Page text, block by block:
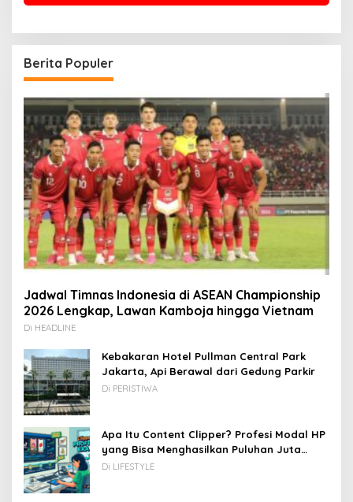
Berita Populer
Jadwal Timnas Indonesia di ASEAN Championship
2026 Lengkap, Lawan Kamboja hingga Vietnam
Di HEADLINE
Kebakaran Hotel Pullman Central Park
Jakarta, Api Berawal dari Gedung Parkir
Di PERISTIWA
Apa Itu Content Clipper? Profesi Modal HP
yang Bisa Menghasilkan Puluhan Juta
Rupiah
Di LIFESTYLE